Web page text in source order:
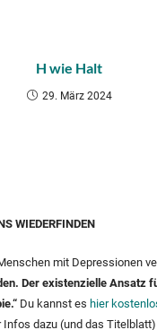
H wie Halt
29. März 2024
WIEDERFINDEN
mit Depressionen
Der existenzielle Ansatz
Du kannst es hier
dazu (und das